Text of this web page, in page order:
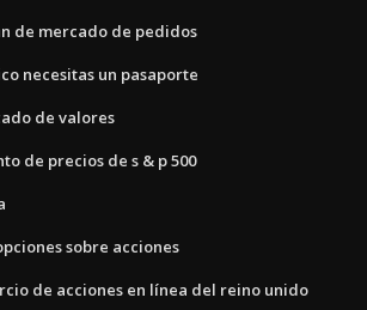
de mercado de pedidos
necesitas un pasaporte
de valores
de precios de s & p 500
sobre acciones
de acciones en línea del reino unido